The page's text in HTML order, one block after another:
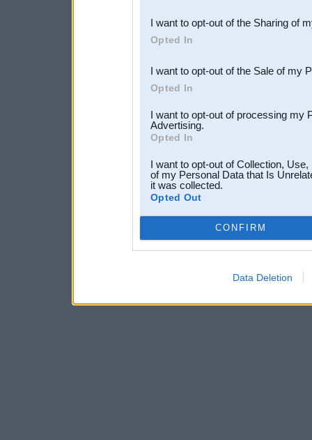
Downstream Participants
third parties.
I want to opt-out of the Sharing of
Opted In
I want to opt-out of the Sale of my
Opted In
I want to opt-out of processing my
Advertising.
Opted In
I want to opt-out of Collection,
of my Personal Data that Is
it was collected.
Opted Out
CONFIRM
Data Deletion